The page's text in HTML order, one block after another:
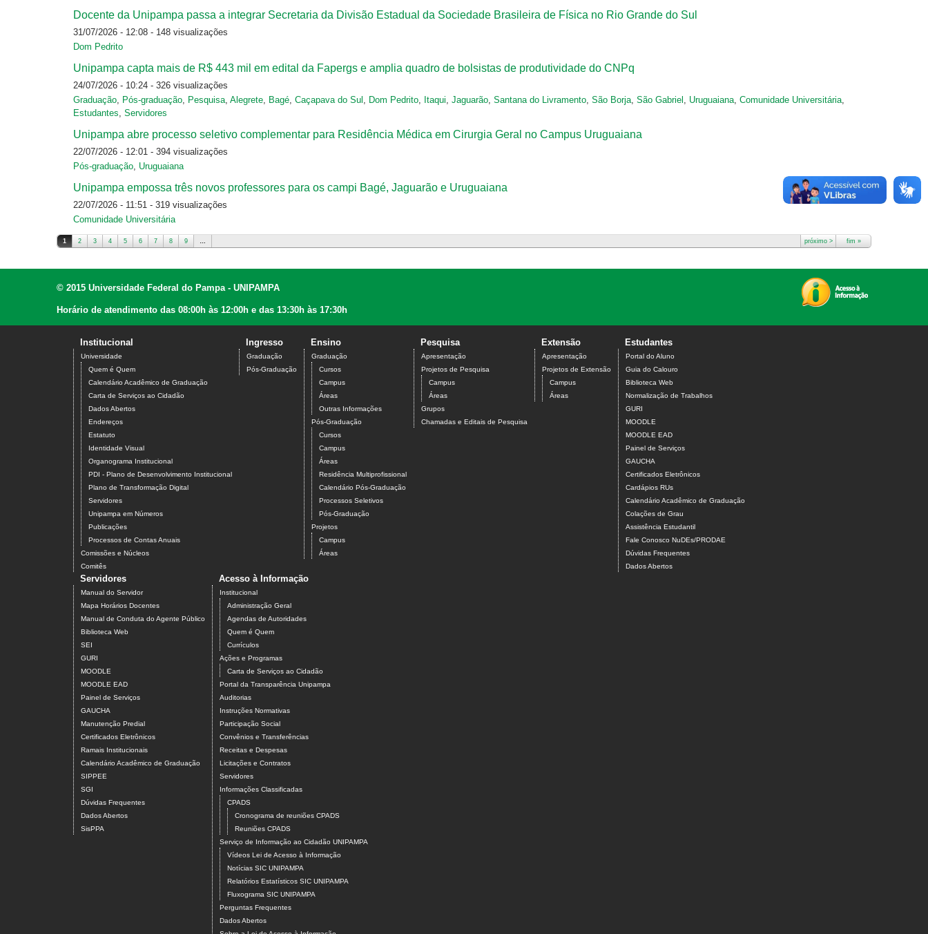
Docente da Unipampa passa a integrar Secretaria da Divisão Estadual da Sociedade Brasileira de Física no Rio Grande do Sul
31/07/2026 - 12:08 - 148 visualizações
Dom Pedrito
Unipampa capta mais de R$ 443 mil em edital da Fapergs e amplia quadro de bolsistas de produtividade do CNPq
24/07/2026 - 10:24 - 326 visualizações
Graduação, Pós-graduação, Pesquisa, Alegrete, Bagé, Caçapava do Sul , Dom Pedrito, Itaqui, Jaguarão, Santana do Livramento, São Borja, São Gabriel , Uruguaiana, Comunidade Universitária,
Estudantes, Servidores
Unipampa abre processo seletivo complementar para Residência Médica em Cirurgia Geral no Campus Uruguaiana
22/07/2026 - 12:01 - 394 visualizações
Pós-graduação, Uruguaiana
Unipampa empossa três novos professores para os campi Bagé, Jaguarão e Uruguaiana
22/07/2026 - 11:51 - 319 visualizações
Comunidade Universitária
1 2 3 4 5 6 7 8 9 … próximo > fim »
© 2015 Universidade Federal do Pampa - UNIPAMPA
Horário de atendimento das 08:00h às 12:00h e das 13:30h às 17:30h
Institucional
Universidade
Quem é Quem
Calendário Acadêmico de Graduação
Carta de Serviços ao Cidadão
Dados Abertos
Endereços
Estatuto
Identidade Visual
Organograma Institucional
PDI - Plano de Desenvolvimento Institucional
Plano de Transformação Digital
Servidores
Unipampa em Números
Publicações
Processos de Contas Anuais
Comissões e Núcleos
Comitês
Ingresso
Graduação
Pós-Graduação
Ensino
Graduação
Cursos
Campus
Áreas
Outras Informações
Pós-Graduação
Cursos
Campus
Áreas
Residência Multiprofissional
Calendário Pós-Graduação
Processos Seletivos
Pós-Graduação
Projetos
Campus
Áreas
Pesquisa
Apresentação
Projetos de Pesquisa
Campus
Áreas
Grupos
Chamadas e Editais de Pesquisa
Extensão
Apresentação
Projetos de Extensão
Campus
Áreas
Estudantes
Portal do Aluno
Guia do Calouro
Biblioteca Web
Normalização de Trabalhos
GURI
MOODLE
MOODLE EAD
Painel de Serviços
GAUCHA
Certificados Eletrônicos
Cardápios RUs
Calendário Acadêmico de Graduação
Colações de Grau
Assistência Estudantil
Fale Conosco NuDEs/PRODAE
Dúvidas Frequentes
Dados Abertos
Servidores
Manual do Servidor
Mapa Horários Docentes
Manual de Conduta do Agente Público
Biblioteca Web
SEI
GURI
MOODLE
MOODLE EAD
Painel de Serviços
GAUCHA
Manutenção Predial
Certificados Eletrônicos
Ramais Institucionais
Calendário Acadêmico de Graduação
SIPPEE
SGI
Dúvidas Frequentes
Dados Abertos
SisPPA
Acesso à Informação
Institucional
Administração Geral
Agendas de Autoridades
Quem é Quem
Currículos
Ações e Programas
Carta de Serviços ao Cidadão
Portal da Transparência Unipampa
Auditorias
Instruções Normativas
Participação Social
Convênios e Transferências
Receitas e Despesas
Licitações e Contratos
Servidores
Informações Classificadas
CPADS
Cronograma de reuniões CPADS
Reuniões CPADS
Serviço de Informação ao Cidadão UNIPAMPA
Vídeos Lei de Acesso à Informação
Notícias SIC UNIPAMPA
Relatórios Estatísticos SIC UNIPAMPA
Fluxograma SIC UNIPAMPA
Perguntas Frequentes
Dados Abertos